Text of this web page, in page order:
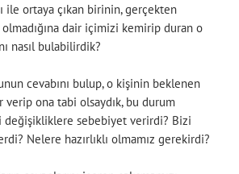
ile ortaya çıkan birinin, gerçekten
olmadığına dair içimizi kemirip duran o
nasıl bulabilirdik?
cevabını bulup, o kişinin beklenen
verip ona tabi olsaydık, bu durum
değişikliklere sebebiyet verirdi? Bizi
Nelere hazırlıklı olmamız gerekirdi?